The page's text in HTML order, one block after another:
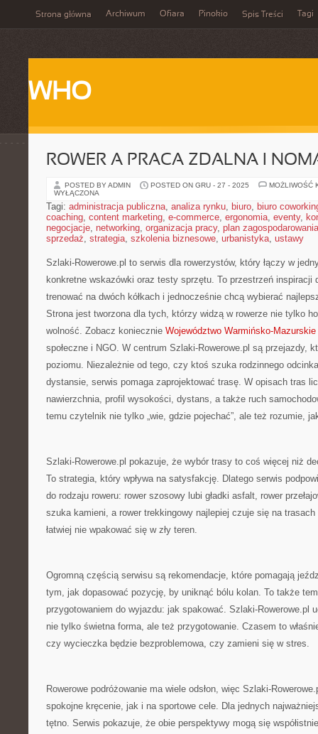
Strona główna Archiwum Ofiara Pinokio Spis Treści Tagi
WHO
ROWER A PRACA ZDALNA I
POSTED BY ADMIN POSTED ON GRU - 27 - 2025
MOŻLIWOŚĆ
WYŁĄCZONA
Tagi: administracja publiczna, analiza rynku, biuro, biuro
coaching, content marketing, e-commerce, ergonomia, eventy,
negocjacje, networking, organizacja pracy, plan zagospodarowania
sprzedaż, strategia, szkolenia biznesowe, urbanistyka, ustawy
Szlaki-Rowerowe.pl to serwis dla rowerzystów, który łączy w
konkretne wskazówki oraz testy sprzętu. To przestrzeń inspiracji
trenować na dwóch kółkach i jednocześnie chcą wybierać
Strona jest tworzona dla tych, którzy widzą w rowerze nie tylko
wolność. Zobacz koniecznie Województwo Warmińsko-Mazurskie
społeczne i NGO. W centrum Szlaki-Rowerowe.pl są przejazdy,
poziomu. Niezależnie od tego, czy ktoś szuka rodzinnego
dystansie, serwis pomaga zaprojektować trasę. W opisach tras
nawierzchnia, profil wysokości, dystans, a także ruch
temu czytelnik nie tylko „wie, gdzie pojechać”, ale też rozumie,
Szlaki-Rowerowe.pl pokazuje, że wybór trasy to coś więcej niż
To strategia, który wpływa na satysfakcję. Dlatego serwis
do rodzaju roweru: rower szosowy lubi gładki asfalt, rower
szuka kamieni, a rower trekkingowy najlepiej czuje się na
łatwiej nie wpakować się w zły teren.
Ogromną częścią serwisu są rekomendacje, które pomagają
tym, jak dopasować pozycję, by uniknąć bólu kolan. To także
przygotowaniem do wyjazdu: jak spakować. Szlaki-Rowerowe.pl
nie tylko świetna forma, ale też przygotowanie. Czasem to
czy wycieczka będzie bezproblemowa, czy zamieni się w stres.
Rowerowe podróżowanie ma wiele odsłon, więc Szlaki-
spokojne kręcenie, jak i na sportowe cele. Dla jednych
tętno. Serwis pokazuje, że obie perspektywy mogą się